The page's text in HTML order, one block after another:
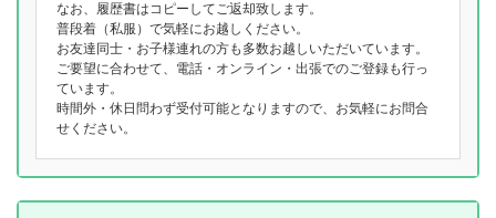
なお、履歴書はコピーしてご返却致します。
普段着（私服）で気軽にお越しください。
お友達同士・お子様連れの方も多数お越しいただいています。
ご要望に合わせて、電話・オンライン・出張でのご登録も行っ
ています。
時間外・休日問わず受付可能となりますので、お気軽にお問合
せください。